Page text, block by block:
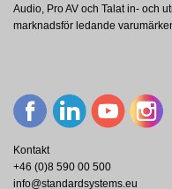
Audio, Pro AV och Talat in- och
marknadsför ledande
Kontakt
+46 (0)8 590 00 500
info@standardsystems.eu